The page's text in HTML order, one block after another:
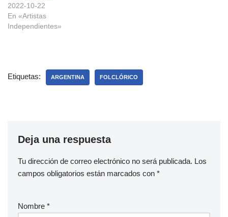
2022-10-22
En «Artistas
Independientes»
Etiquetas: ARGENTINA FOLCLÓRICO
Deja una respuesta
Tu dirección de correo electrónico no será publicada. Los
campos obligatorios están marcados con *
Nombre *